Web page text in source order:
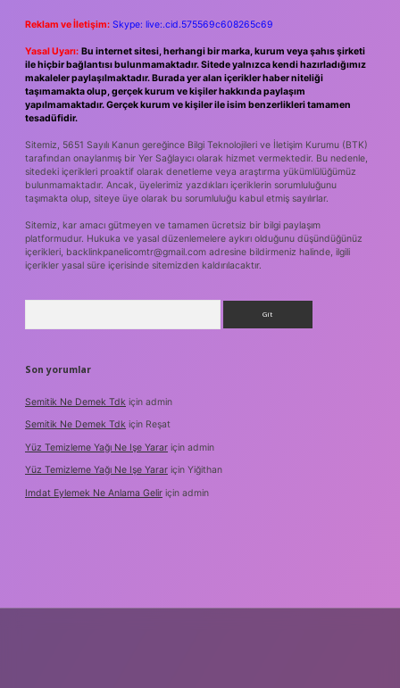
Reklam ve İletişim: Skype: live:.cid.575569c608265c69
Yasal Uyarı: Bu internet sitesi, herhangi bir marka, kurum veya şahıs şirketi
ile hiçbir bağlantısı bulunmamaktadır. Sitede yalnızca kendi hazırladığımız
makaleler paylaşılmaktadır. Burada yer alan içerikler haber niteliği
taşımamakta olup, gerçek kurum ve kişiler hakkında paylaşım
yapılmamaktadır. Gerçek kurum ve kişiler ile isim benzerlikleri tamamen
tesadüfidir.
Sitemiz, 5651 Sayılı Kanun gereğince Bilgi Teknolojileri ve İletişim Kurumu (BTK)
tarafından onaylanmış bir Yer Sağlayıcı olarak hizmet vermektedir. Bu nedenle,
sitedeki içerikleri proaktif olarak denetleme veya araştırma yükümlülüğümüz
bulunmamaktadır. Ancak, üyelerimiz yazdıkları içeriklerin sorumluluğunu
taşımakta olup, siteye üye olarak bu sorumluluğu kabul etmiş sayılırlar.
Sitemiz, kar amacı gütmeyen ve tamamen ücretsiz bir bilgi paylaşım
platformudur. Hukuka ve yasal düzenlemelere aykırı olduğunu düşündüğünüz
içerikleri, backlinkpanelicomtr@gmail.com adresine bildirmeniz halinde, ilgili
içerikler yasal süre içerisinde sitemizden kaldırılacaktır.
Son yorumlar
Semitik Ne Demek Tdk için admin
Semitik Ne Demek Tdk için Reşat
Yüz Temizleme Yağı Ne Işe Yarar için admin
Yüz Temizleme Yağı Ne Işe Yarar için Yiğithan
Imdat Eylemek Ne Anlama Gelir için admin